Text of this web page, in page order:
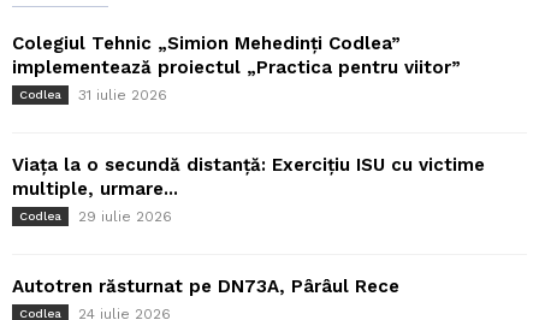
Colegiul Tehnic „Simion Mehedinți Codlea”
implementează proiectul „Practica pentru viitor”
Codlea 31 iulie 2026
Viața la o secundă distanță: Exercițiu ISU cu victime
multiple, urmare...
Codlea 29 iulie 2026
Autotren răsturnat pe DN73A, Pârâul Rece
Codlea 24 iulie 2026